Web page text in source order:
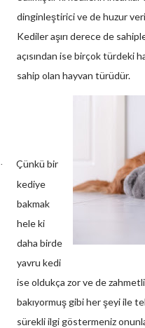
dinginleştirici ve de huzur
Kediler aşırı derece de
açısından ise birçok türdeki
sahip olan hayvan türüdür.
·
Çünkü bir
kediye
bakmak
hele ki
daha birde
yavru kedi
ise oldukça zor ve de
bakıyormuş gibi her şeyi ile
sürekli ilgi göstermeniz